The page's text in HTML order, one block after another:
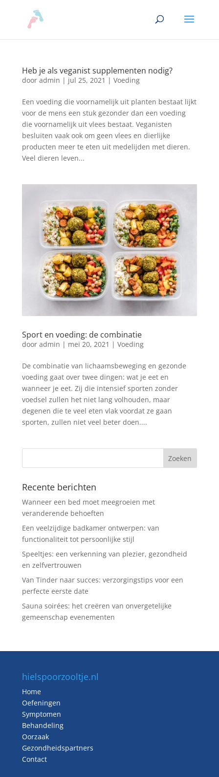
Heb je als veganist supplementen nodig?
door admin | jul 25, 2021 | Voeding
Een voeding die voornamelijk uit planten bestaat lijkt
voor de mens een stuk gezonder dan een voeding
die voornamelijk uit vlees bestaat. Veganisten
besluiten vaak ook om geen vlees en dierlijke
producten meer te eten uit medelijden met dieren.
Veel dieren leven...
Sport en voeding: de combinatie
door admin | mei 20, 2021 | Voeding
De combinatie van lichaamsbeweging en gezonde
voeding gaat over twee dingen: wat je eet en
wanneer je eet. Zij die intensief sporten zonder
voedsel zullen het niet lang volhouden, maar
degenen die te veel eten vlak voordat ze gaan
sporten, zullen niet veel beter doen....
Recente berichten
Wanneer een bed moet meegroeien met
veranderende behoeften
Een veelzijdige badkamer ontwerpen: van
functionaliteit tot persoonlijke stijl
Speeltjes: een verkenning van plezier, gezondheid
en zelfvertrouwen
Van Tinder naar succes: verzorgingstips voor een
perfecte eerste date
Sauna soirées: het creëren van onvergetelijke
gemeenschap evenementen
hielspoorzooltje.nl
Home
Oefeningen
Symptomen
Behandeling
Oorzaak
Gezondheidspartners
Contact